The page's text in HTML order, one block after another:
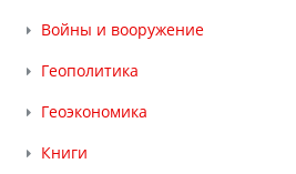
Войны и вооружение
Геополитика
Геоэкономика
Книги